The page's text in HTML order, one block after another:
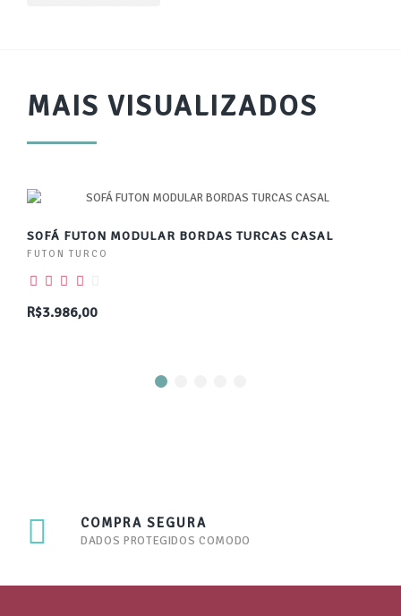
MAIS VISUALIZADOS
SOFÁ FUTON MODULAR BORDAS TURCAS CASAL
FUTON TURCO
R$3.986,00
COMPRA SEGURA
DADOS PROTEGIDOS COMODO